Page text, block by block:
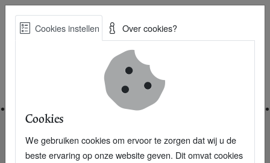
Skip
Best Practices voor een duurzame toekomst
Nieuwsarchief Ethletic sneakers: het hippe groen
Cookies instellen Over cookies?
Cookies
We gebruiken cookies om ervoor te zorgen dat wij u de
beste ervaring op onze website geven. Dit omvat cookies